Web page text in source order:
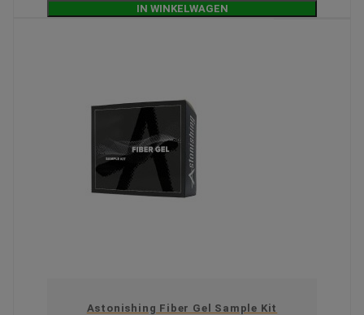
IN WINKELWAGEN
Astonishing Fiber Gel Sample Kit